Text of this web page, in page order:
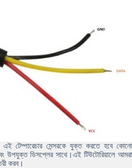
টেম্পারেচার সেন্সরকে যুক্ত করতে হবে কোনো
উপযুক্ত ডিসপ্লের সাথে।এই টিউটোরিয়ালে আমরা
করব।